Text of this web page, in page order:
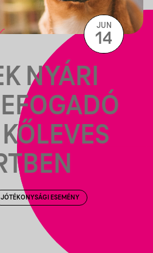
NYÁRI
JÓTÉKONYSÁGI ESEMÉNY
JUN
14